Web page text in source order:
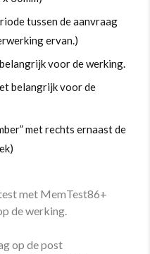
tussen de aanvraag
ervan.)
voor de werking.
belangrijk voor de
met rechts ernaast de
met MemTest86+
de werking.
op de post